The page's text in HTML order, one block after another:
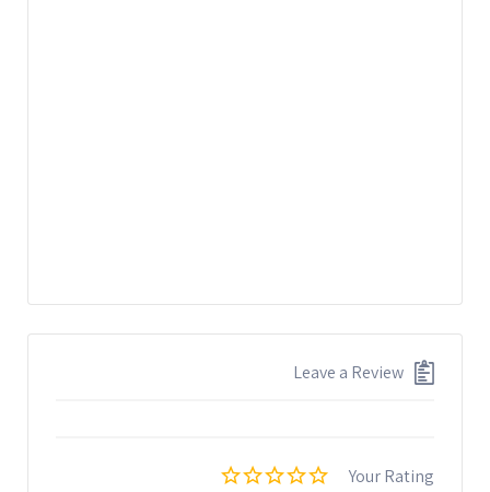
Leave a Review
Your Rating